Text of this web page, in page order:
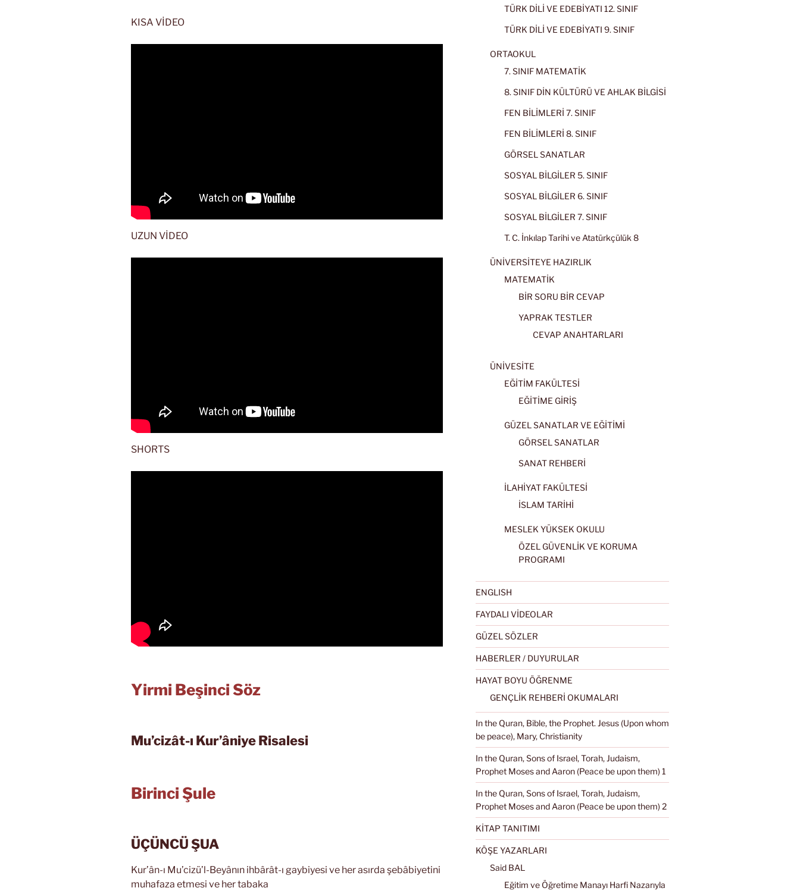
KISA VİDEO
UZUN VİDEO
SHORTS
Yirmi Beşinci Söz
Mu’cizât-ı Kur’âniye Risalesi
Birinci Şule
ÜÇÜNCÜ ŞUA
Kur’ân-ı Mu’cizü’l-Beyânın ihbârât-ı gaybiyesi ve her asırda şebâbiyetini
muhafaza etmesi ve her tabaka
TÜRK DİLİ VE EDEBİYATI 12. SINIF
TÜRK DİLİ VE EDEBİYATI 9. SINIF
ORTAOKUL
7. SINIF MATEMATİK
8. SINIF DİN KÜLTÜRÜ VE AHLAK BİLGİSİ
FEN BİLİMLERİ 7. SINIF
FEN BİLİMLERİ 8. SINIF
GÖRSEL SANATLAR
SOSYAL BİLGİLER 5. SINIF
SOSYAL BİLGİLER 6. SINIF
SOSYAL BİLGİLER 7. SINIF
T. C. İnkılap Tarihi ve Atatürkçülük 8
ÜNİVERSİTEYE HAZIRLIK
MATEMATİK
BİR SORU BİR CEVAP
YAPRAK TESTLER
CEVAP ANAHTARLARI
ÜNİVESİTE
EĞİTİM FAKÜLTESİ
EĞİTİME GİRİŞ
GÜZEL SANATLAR VE EĞİTİMİ
GÖRSEL SANATLAR
SANAT REHBERİ
İLAHİYAT FAKÜLTESİ
İSLAM TARİHİ
MESLEK YÜKSEK OKULU
ÖZEL GÜVENLİK VE KORUMA
PROGRAMI
ENGLISH
FAYDALI VİDEOLAR
GÜZEL SÖZLER
HABERLER / DUYURULAR
HAYAT BOYU ÖĞRENME
GENÇLİK REHBERİ OKUMALARI
In the Quran, Bible, the Prophet. Jesus (Upon whom
be peace), Mary, Christianity
In the Quran, Sons of Israel, Torah, Judaism,
Prophet Moses and Aaron (Peace be upon them) 1
In the Quran, Sons of Israel, Torah, Judaism,
Prophet Moses and Aaron (Peace be upon them) 2
KİTAP TANITIMI
KÖŞE YAZARLARI
Said BAL
Eğitim ve Öğretime Manayı Harfi Nazarıyla